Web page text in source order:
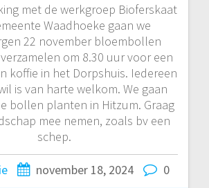
met de werkgroep Bioferskaat
Waadhoeke gaan we
22 november bloembollen
om 8.30 uur voor een
koffie in het Dorpshuis. Iedereen
is van harte welkom. We gaan
bollen planten in Hitzum. Graag
mee nemen, zoals bv een
schep.
november 18, 2024 0